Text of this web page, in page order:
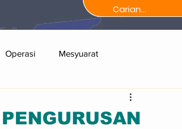
Operasi Mesyuarat